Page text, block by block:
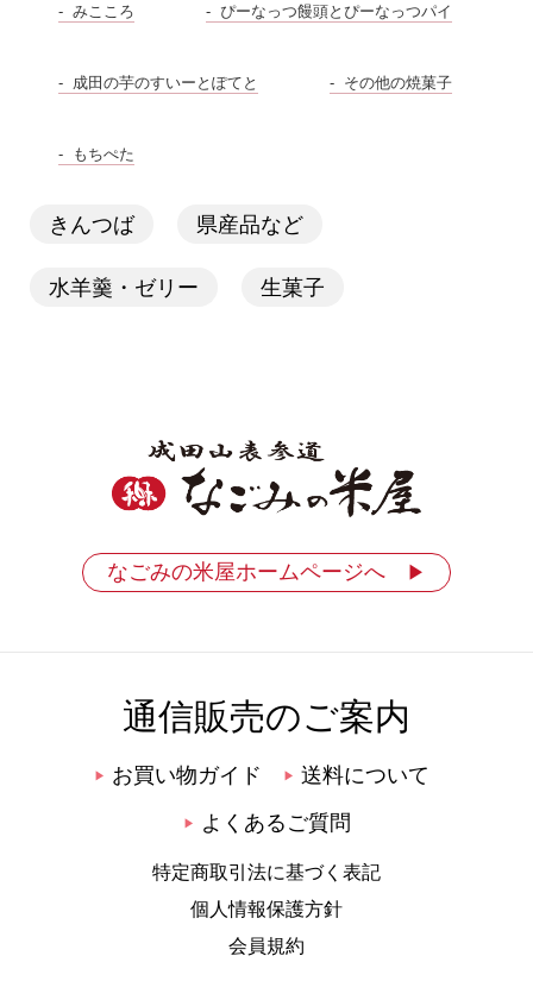
みこころ ぴーなっつ饅頭とぴーなっつパイ
成田の芋のすいーとぽてと その他の焼菓子
もちぺた
きんつば 県産品など
水羊羹・ゼリー 生菓子
なごみの米屋ホームページへ ▶
通信販売のご案内
▶ お買い物ガイド ▶ 送料について
▶ よくあるご質問
特定商取引法に基づく表記
個人情報保護方針
会員規約